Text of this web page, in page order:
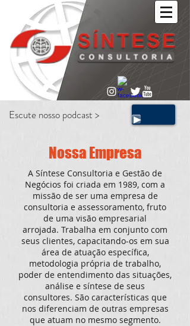
Escute nosso podcast >
Nossa Empresa
A Síntese Consultoria e Gestão de
Negócios foi criada em 1989, com a
missão de ser uma empresa de
consultoria e assessoramento, fruto
de uma visão empresarial
arrojada. Trabalha em conjunto com
seus clientes, capacitando-os em sua
área de atuação específica,
metodologia própria de trabalho,
poder de entendimento das situações,
análise e síntese de seus
consultores. São características que
nos diferenciam de outras empresas
que atuam no mesmo segmento.​